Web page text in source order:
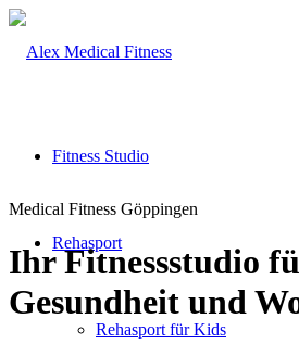
Fitness Studio
Rehasport
Rehasport für Kids
Medical Fitness Göppingen
Ihr Fitnessstudio
Gesundheit und